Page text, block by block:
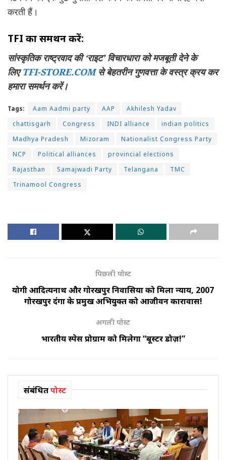
करती हैं।
TFI का समर्थन करें:
सांस्कृतिक राष्ट्रवाद की ‘राइट’ विचारधारा को मजबूती देने के
लिएTFI-STORE.COMसे बेहतरीन गुणवत्ता के वस्त्र क्रय कर
हमारा समर्थन करें।
Tags: Aam Aadmi party AAP
Akhilesh Yadav
chattisgarh
Congress INDI alliance
indian politics
Madhya Pradesh
Mizoram
Nationalist Congress Party
NCP
Political alliances
provincial elections
Rajasthan
Samajwadi Party Telangana
TMC
Trinamool Congress
पिछली पोस्ट
योगी आदित्यनाथ और गोरखपुर निवासियों को मिला न्याय, 2007
गोरखपुर दंगों के प्रमुख अभियुक्त को आजीवन कारावास!
अगली पोस्ट
भारतीय स्पेस प्रोग्राम को मिलेगा “बूस्टर डोज़!”
संबंधितपोस्ट